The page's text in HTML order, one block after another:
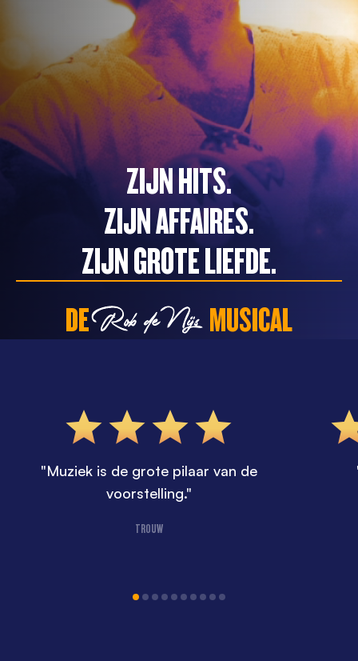
ZIJN HITS.
ZIJN AFFAIRES.
ZIJN GROTE LIEFDE.
DE MUSICAL
"Muziek is de grote pilaar van de
voorstelling."
TROUW